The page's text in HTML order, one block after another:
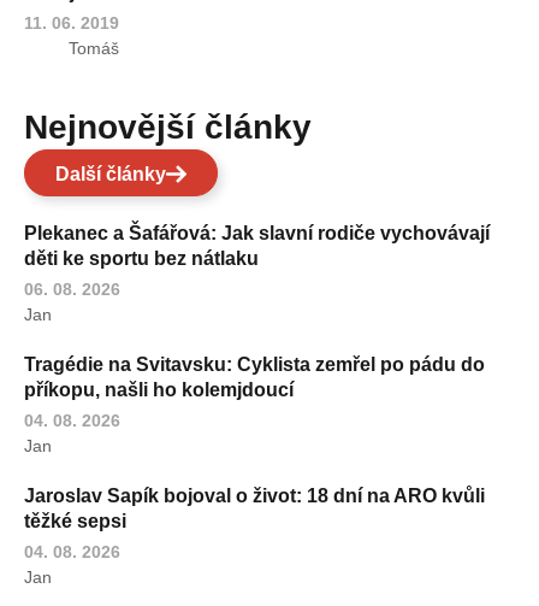
11. 06. 2019
Tomáš
Nejnovější články
Další články
Plekanec a Šafářová: Jak slavní rodiče vychovávají
děti ke sportu bez nátlaku
06. 08. 2026
Jan
Tragédie na Svitavsku: Cyklista zemřel po pádu do
příkopu, našli ho kolemjdoucí
04. 08. 2026
Jan
Jaroslav Sapík bojoval o život: 18 dní na ARO kvůli
těžké sepsi
04. 08. 2026
Jan